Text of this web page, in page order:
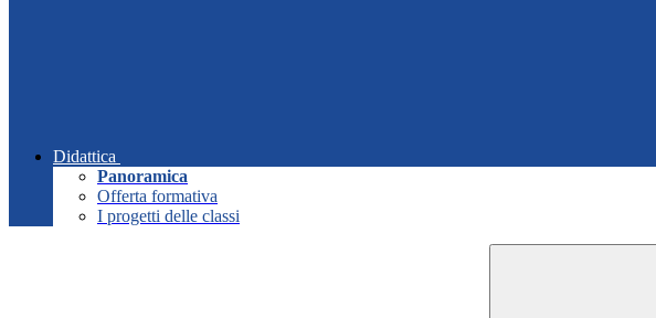
Didattica
Panoramica
Offerta formativa
I progetti delle classi